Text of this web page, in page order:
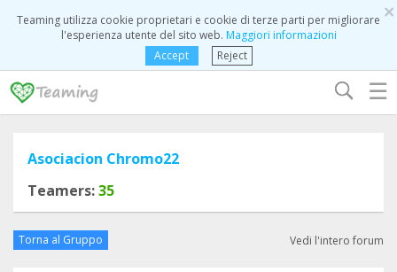
×
Teaming utilizza cookie proprietari e cookie di terze parti per migliorare
l'esperienza utente del sito web. Maggiori informazioni
Accept
Reject
☰
Asociacion Chromo22
Teamers:35
Torna al Gruppo Vedi l'intero forum